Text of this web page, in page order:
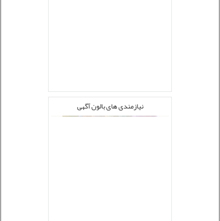
نیازمندی های بالون آگهی